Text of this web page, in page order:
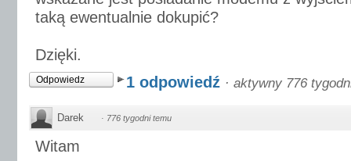
taką ewentualnie dokupić?
Dzięki.
Odpowiedz 1 odpowiedź · aktywny 776
Darek · 776 tygodni temu
Witam